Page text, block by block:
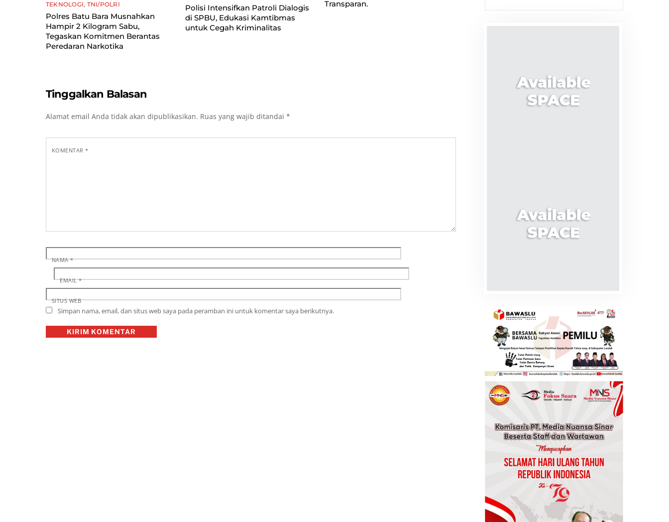
TEKNOLOGI, TNI/POLRI
Polres Batu Bara Musnahkan
Hampir 2 Kilogram Sabu,
Tegaskan Komitmen Berantas
Peredaran Narkotika
Polisi Intensifkan Patroli Dialogis
di SPBU, Edukasi Kamtibmas
untuk Cegah Kriminalitas
Transparan.
Tinggalkan Balasan
Alamat email Anda tidak akan dipublikasikan. Ruas yang wajib ditandai *
KOMENTAR*
NAMA*
EMAIL*
SITUS WEB
Simpan nama, email, dan situs web saya pada peramban ini untuk komentar saya berikutnya.